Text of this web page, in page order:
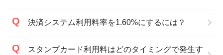
決済システム利用料率を1.60%にするには？
スタンプカード利用料はどのタイミングで発生す